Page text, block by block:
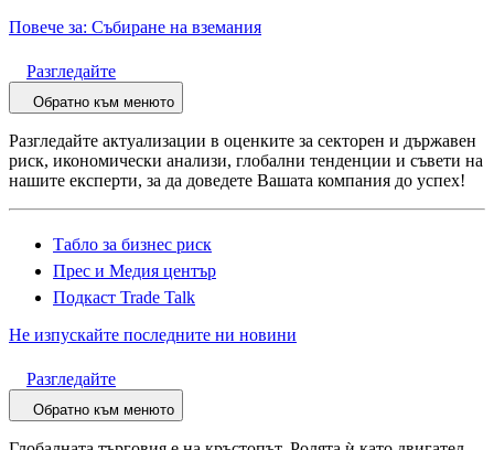
Повече за: Събиране на вземания
Разгледайте
Обратно към менюто
Разгледайте актуализации в оценките за секторен и държавен
риск, икономически анализи, глобални тенденции и съвети на
нашите експерти, за да доведете Вашата компания до успех!
Табло за бизнес риск
Прес и Медия център
Подкаст Trade Talk
Не изпускайте последните ни новини
Разгледайте
Обратно към менюто